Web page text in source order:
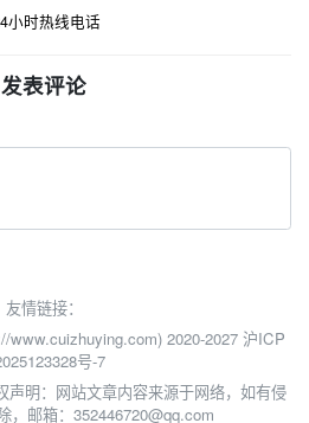
小时热线电话
发表评论
友情链接：
2020-2027 沪ICP
号-7
声明：网站文章内容来源于网络，如有侵
，邮箱：352446720@qq.com